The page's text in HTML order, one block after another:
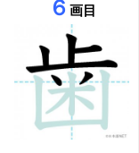
６ 画目